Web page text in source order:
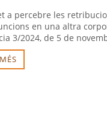
a percebre les
en una altra
3/2024, de 5 de